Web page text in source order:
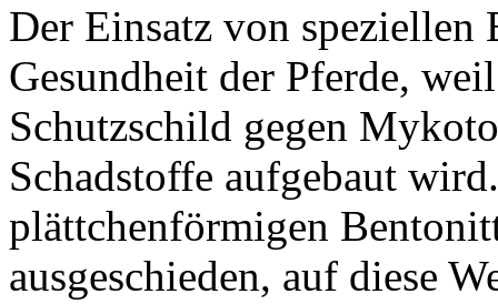
Der Einsatz von
Gesundheit der Pferde,
Schutzschild gegen
Schadstoffe aufgebaut
plättchenförmigen
ausgeschieden, auf diese